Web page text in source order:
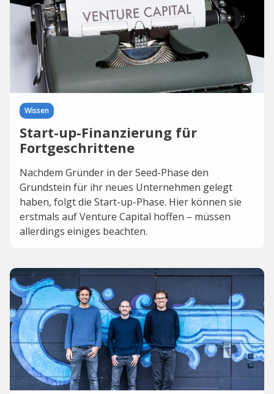
Wissen
Start-up-Finanzierung für
Fortgeschrittene
Nachdem Gründer in der Seed-Phase den
Grundstein für ihr neues Unternehmen gelegt
haben, folgt die Start-up-Phase. Hier können sie
erstmals auf Venture Capital hoffen – müssen
allerdings einiges beachten.